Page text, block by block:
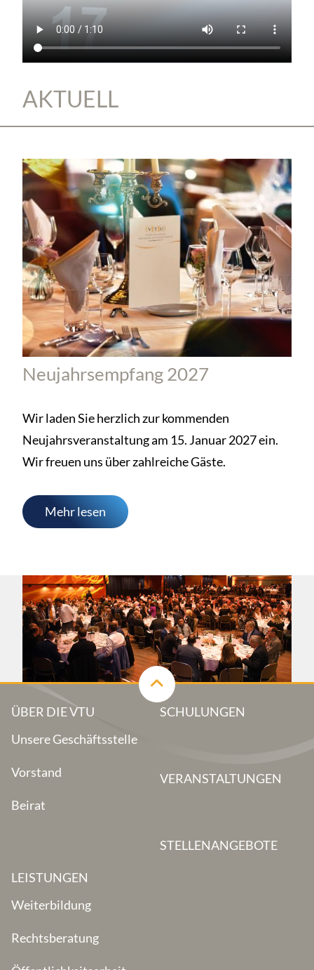
AKTUELL
Neujahrsempfang 2027
Wir laden Sie herzlich zur kommenden
Neujahrsveranstaltung am 15. Januar 2027 ein.
Wir freuen uns über zahlreiche Gäste.
Mehr lesen
ÜBER DIE VTU
Unsere Geschäftsstelle
Vorstand
Beirat
LEISTUNGEN
Weiterbildung
Rechtsberatung
SCHULUNGEN
VERANSTALTUNGEN
STELLENANGEBOTE